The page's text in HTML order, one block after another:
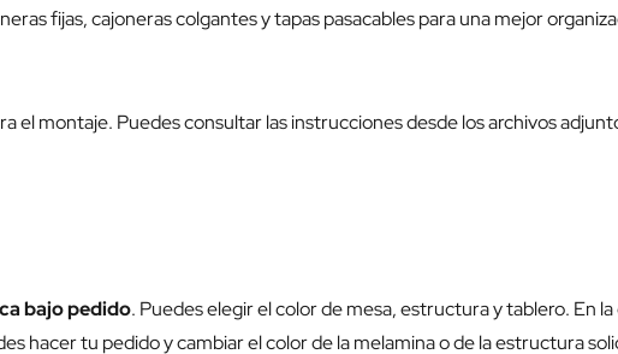
fijas, cajoneras colgantes y tapas pasacables para una mejor
el montaje. Puedes consultar las instrucciones desde los archivos
bajo pedido. Puedes elegir el color de mesa, estructura y tablero. En
hacer tu pedido y cambiar el color de la melamina o de la estructura